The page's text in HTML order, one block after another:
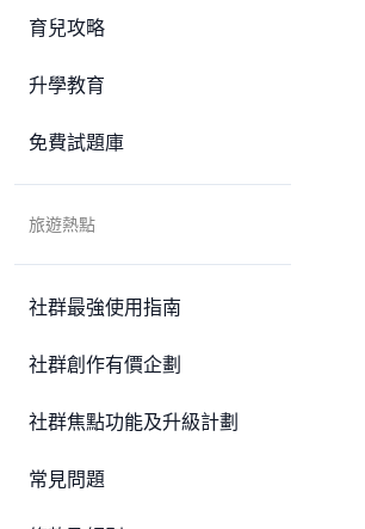
育兒攻略
升學教育
免費試題庫
旅遊熱點
社群最強使用指南
社群創作有價企劃
社群焦點功能及升級計劃
常見問題